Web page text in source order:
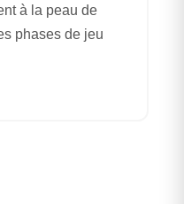
à la peau de
phases de jeu